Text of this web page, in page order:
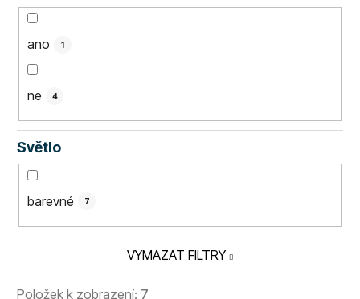
ano 1
ne 4
Světlo
barevné 7
VYMAZAT FILTRY
Položek k zobrazení: 7